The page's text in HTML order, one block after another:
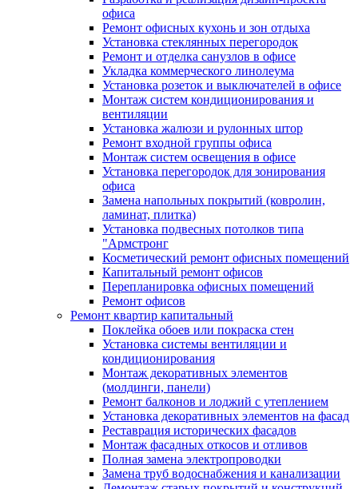
офиса
Ремонт офисных кухонь и зон отдыха
Установка стеклянных перегородок
Ремонт и отделка санузлов в офисе
Укладка коммерческого линолеума
Установка розеток и выключателей в офисе
Монтаж систем кондиционирования и
вентиляции
Установка жалюзи и рулонных штор
Ремонт входной группы офиса
Монтаж систем освещения в офисе
Установка перегородок для зонирования
офиса
Замена напольных покрытий (ковролин,
ламинат, плитка)
Установка подвесных потолков типа
"Армстронг
Косметический ремонт офисных помещений
Капитальный ремонт офисов
Перепланировка офисных помещений
Ремонт офисов
Ремонт квартир капитальный
Поклейка обоев или покраска стен
Установка системы вентиляции и
кондиционирования
Монтаж декоративных элементов
(молдинги, панели)
Ремонт балконов и лоджий с утеплением
Установка декоративных элементов на фасад
Реставрация исторических фасадов
Монтаж фасадных откосов и отливов
Полная замена электропроводки
Замена труб водоснабжения и канализации